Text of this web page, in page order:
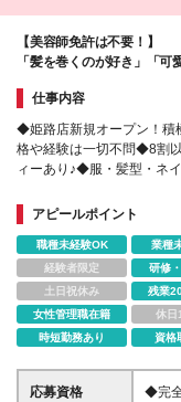
【美容師免許は不要！】
「髪を巻くのが好き」「可
仕事内容
◆姫路店新規オープン！
格や経験は一切不問◆8割
ィーあり♪◆服・髪型・ネ
休取得OK
アピールポイント
職種未経験OK 業種
経験者限定
研修
土日祝休み
残業
女性管理職在籍
休日
時短勤務あり
資格
応募資格
◆完